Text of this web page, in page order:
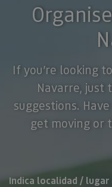
If you’re looking
Navarre, just
suggestions.
get moving or
Search
Indica localidad / lugar